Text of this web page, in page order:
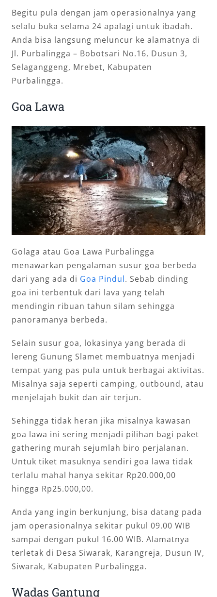
Begitu pula dengan jam operasionalnya yang
selalu buka selama 24 apalagi untuk ibadah.
Anda bisa langsung meluncur ke alamatnya di
Jl. Purbalingga – Bobotsari No.16, Dusun 3,
Selaganggeng, Mrebet, Kabupaten
Purbalingga.
Goa Lawa
Golaga atau Goa Lawa Purbalingga
menawarkan pengalaman susur goa berbeda
dari yang ada di Goa Pindul. Sebab dinding
goa ini terbentuk dari lava yang telah
mendingin ribuan tahun silam sehingga
panoramanya berbeda.
Selain susur goa, lokasinya yang berada di
lereng Gunung Slamet membuatnya menjadi
tempat yang pas pula untuk berbagai aktivitas.
Misalnya saja seperti camping, outbound, atau
menjelajah bukit dan air terjun.
Sehingga tidak heran jika misalnya kawasan
goa lawa ini sering menjadi pilihan bagi paket
gathering murah sejumlah biro perjalanan.
Untuk tiket masuknya sendiri goa lawa tidak
terlalu mahal hanya sekitar Rp20.000,00
hingga Rp25.000,00.
Anda yang ingin berkunjung, bisa datang pada
jam operasionalnya sekitar pukul 09.00 WIB
sampai dengan pukul 16.00 WIB. Alamatnya
terletak di Desa Siwarak, Karangreja, Dusun IV,
Siwarak, Kabupaten Purbalingga.
Wadas Gantung